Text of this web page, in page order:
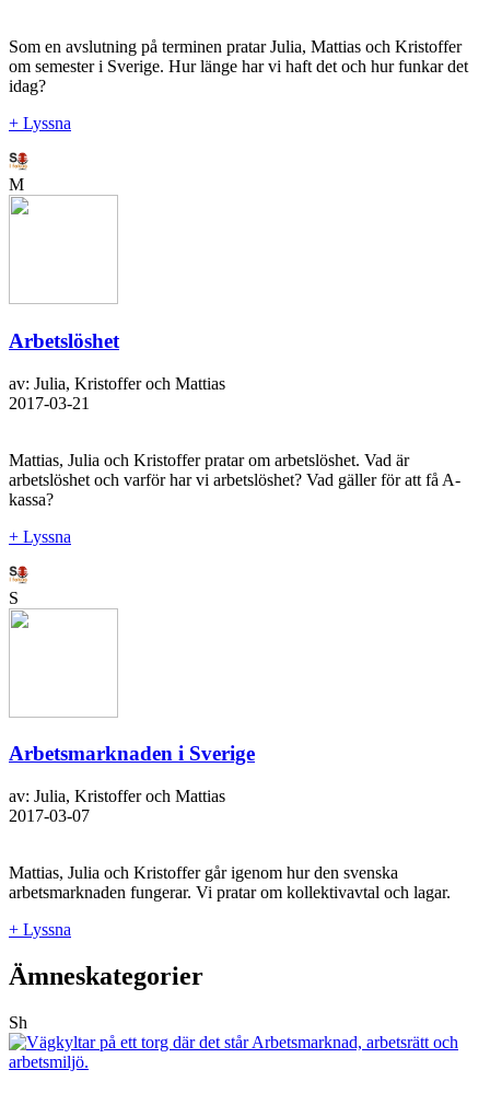
Som en avslutning på terminen pratar Julia, Mattias och Kristoffer
om semester i Sverige. Hur länge har vi haft det och hur funkar det
idag?
+ Lyssna
M
Arbetslöshet
av: Julia, Kristoffer och Mattias
2017-03-21
Mattias, Julia och Kristoffer pratar om arbetslöshet. Vad är
arbetslöshet och varför har vi arbetslöshet? Vad gäller för att få A-
kassa?
+ Lyssna
S
Arbetsmarknaden i Sverige
av: Julia, Kristoffer och Mattias
2017-03-07
Mattias, Julia och Kristoffer går igenom hur den svenska
arbetsmarknaden fungerar. Vi pratar om kollektivavtal och lagar.
+ Lyssna
Ämneskategorier
Sh